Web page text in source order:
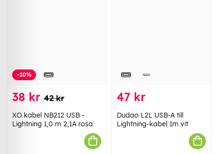
-10%
38 kr 42 kr
XO kabel NB212 USB -
Lightning 1,0 m 2,1A rosa
47 kr
Dudao L2L USB-A till
Lightning-kabel 1m vit